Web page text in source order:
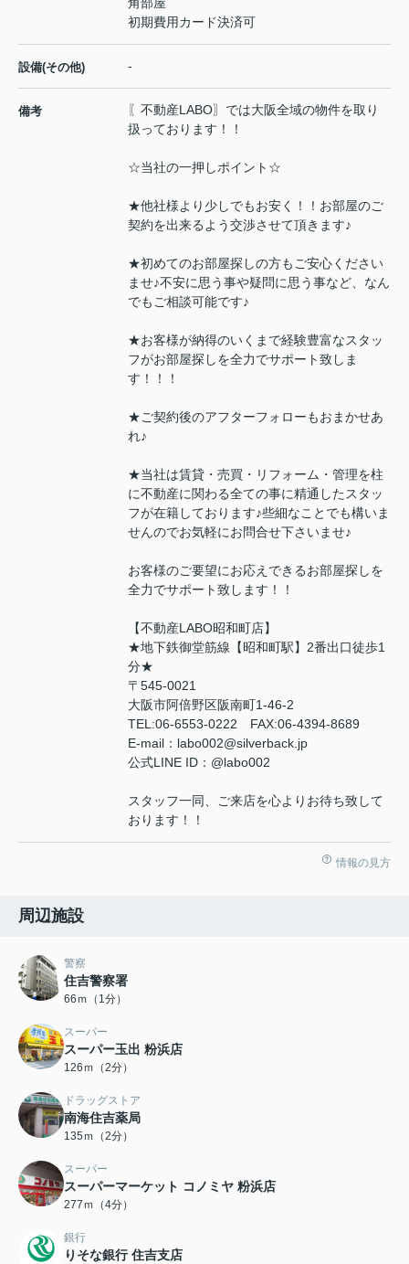
角部屋
初期費用カード決済可
設備(その他) -
備考
〖不動産LABO〗では大阪全域の物件を取り
扱っております！！
☆当社の一押しポイント☆
★他社様より少しでもお安く！！お部屋のご
契約を出来るよう交渉させて頂きます♪
★初めてのお部屋探しの方もご安心ください
ませ♪不安に思う事や疑問に思う事など、なん
でもご相談可能です♪
★お客様が納得のいくまで経験豊富なスタッ
フがお部屋探しを全力でサポート致しま
す！！！
★ご契約後のアフターフォローもおまかせあ
れ♪
★当社は賃貸・売買・リフォーム・管理を柱
に不動産に関わる全ての事に精通したスタッ
フが在籍しております♪些細なことでも構いま
せんのでお気軽にお問合せ下さいませ♪
お客様のご要望にお応えできるお部屋探しを
全力でサポート致します！！
【不動産LABO昭和町店】
★地下鉄御堂筋線【昭和町駅】2番出口徒歩1
分★
〒545-0021
大阪市阿倍野区阪南町1-46-2
TEL:06-6553-0222 FAX:06-4394-8689
E-mail：labo002@silverback.jp
公式LINE ID：@labo002
スタッフ一同、ご来店を心よりお待ち致して
おります！！
情報の見方
周辺施設
警察
住吉警察署
66ｍ（1分）
スーパー
スーパー玉出 粉浜店
126ｍ（2分）
ドラッグストア
南海住吉薬局
135ｍ（2分）
スーパー
スーパーマーケット コノミヤ 粉浜店
277ｍ（4分）
銀行
りそな銀行 住吉支店